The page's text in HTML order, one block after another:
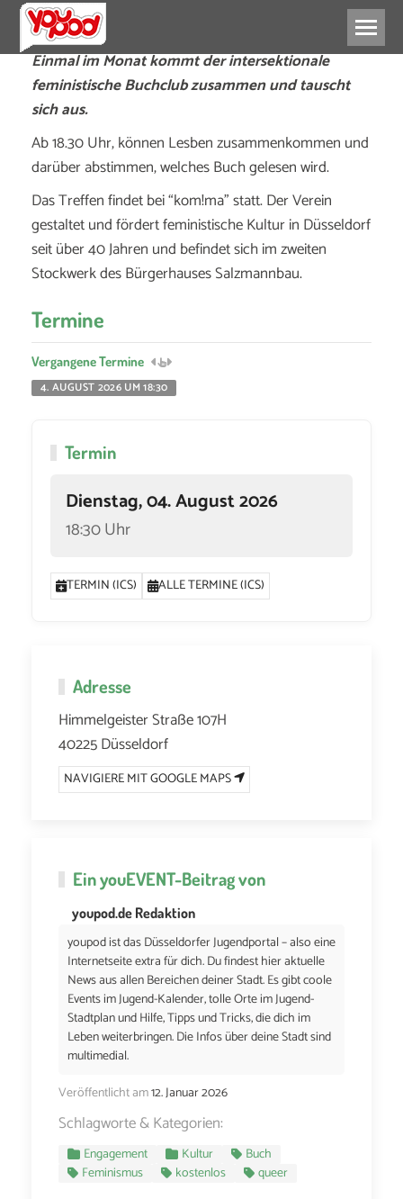
Einmal im Monat kommt der intersektionale
feministische Buchclub zusammen und tauscht
sich aus.
Ab 18.30 Uhr, können Lesben zusammenkommen und
darüber abstimmen, welches Buch gelesen wird.
Das Treffen findet bei “kom!ma” statt. Der Verein
gestaltet und fördert feministische Kultur in Düsseldorf
seit über 40 Jahren und befindet sich im zweiten
Stockwerk des Bürgerhauses Salzmannbau.
Termine
Vergangene Termine
4. AUGUST 2026 UM 18:30
Termin
Dienstag, 04. August 2026
18:30 Uhr
TERMIN (ICS) ALLE TERMINE (ICS)
Adresse
Himmelgeister Straße 107H
40225 Düsseldorf
NAVIGIERE MIT GOOGLE MAPS
EinyouEVENT-Beitrag von
youpod.de Redaktion
youpod ist das Düsseldorfer Jugendportal – also eine
Internetseite extra für dich. Du findest hier aktuelle
News aus allen Bereichen deiner Stadt. Es gibt coole
Events im Jugend-Kalender, tolle Orte im Jugend-
Stadtplan und Hilfe, Tipps und Tricks, die dich im
Leben weiterbringen. Die Infos über deine Stadt sind
multimedial.
Veröffentlicht am12. Januar 2026
Schlagworte & Kategorien:
Engagement Kultur
Buch
Feminismus
kostenlos queer